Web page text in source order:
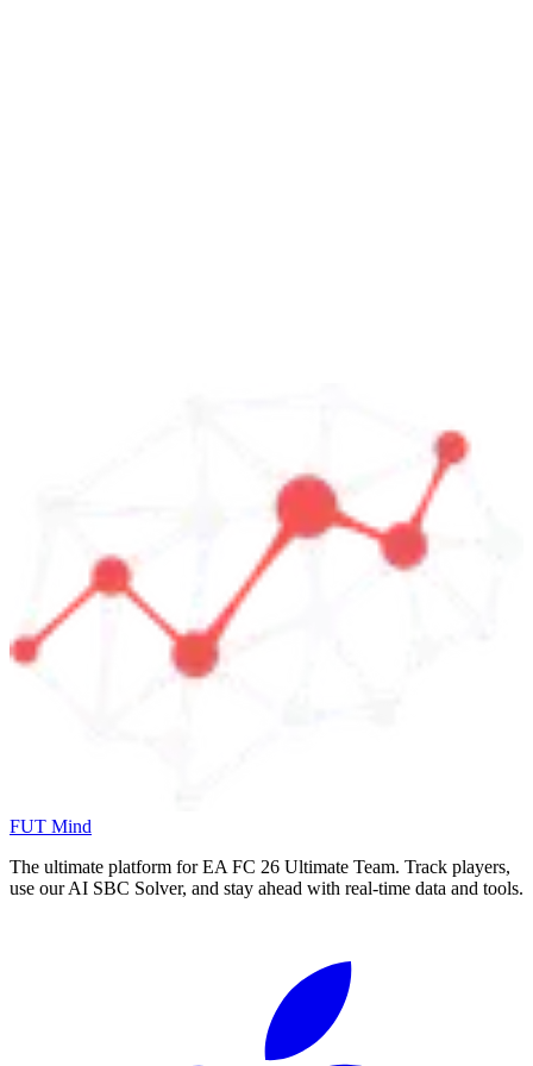
FUT Mind
The ultimate platform for EA FC 26 Ultimate Team. Track players,
use our AI SBC Solver, and stay ahead with real-time data and tools.